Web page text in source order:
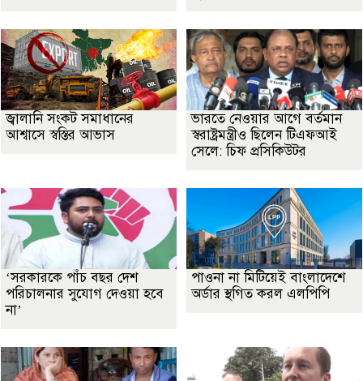
জ্বালানি সংকট সমাধানের
আশ্বাসে স্বস্তির আভাস
ভারতে নেওয়ার আগে বর্তমান
স্বরাষ্ট্রমন্ত্রীও ছিলেন টিএফআই
সেলে: চিফ প্রসিকিউটর
‘সরকারকে পাঁচ বছর দেশ
পরিচালনার সুযোগ দেওয়া হবে
না’
পাওনা না মিটিয়েই বাংলাদেশে
অর্ডার স্থগিত করল এলপিপি